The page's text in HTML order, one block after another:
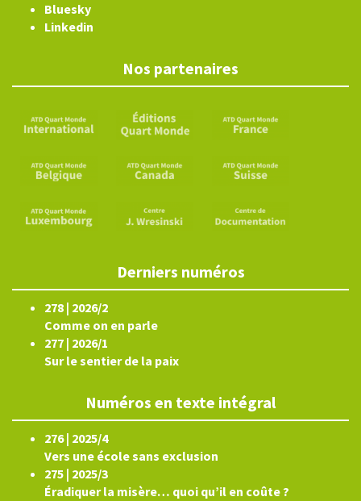
Bluesky
Linkedin
Nos partenaires
Derniers numéros
278 | 2026/2
Comme on en parle
277 | 2026/1
Sur le sentier de la paix
Numéros en texte intégral
276 | 2025/4
Vers une école sans exclusion
275 | 2025/3
Éradiquer la misère… quoi qu’il en coûte ?